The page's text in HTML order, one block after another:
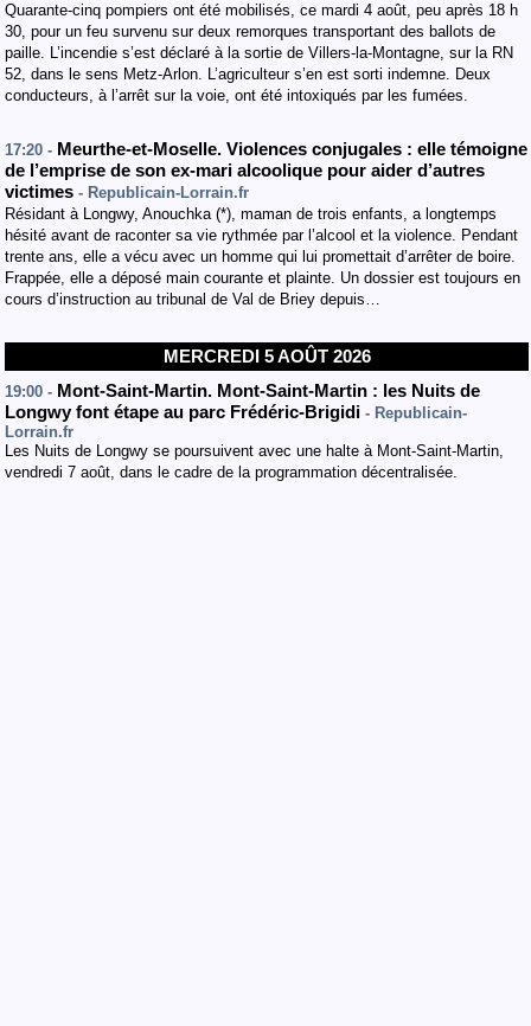
Quarante-cinq pompiers ont été mobilisés, ce mardi 4 août, peu après 18 h
30, pour un feu survenu sur deux remorques transportant des ballots de
paille. L’incendie s’est déclaré à la sortie de Villers-la-Montagne, sur la RN
52, dans le sens Metz-Arlon. L’agriculteur s’en est sorti indemne. Deux
conducteurs, à l’arrêt sur la voie, ont été intoxiqués par les fumées.
17:20 - Meurthe-et-Moselle. Violences conjugales : elle témoigne
de l’emprise de son ex-mari alcoolique pour aider d’autres
victimes - Republicain-Lorrain.fr
Résidant à Longwy, Anouchka (*), maman de trois enfants, a longtemps
hésité avant de raconter sa vie rythmée par l’alcool et la violence. Pendant
trente ans, elle a vécu avec un homme qui lui promettait d’arrêter de boire.
Frappée, elle a déposé main courante et plainte. Un dossier est toujours en
cours d’instruction au tribunal de Val de Briey depuis…
MERCREDI 5 AOÛT 2026
19:00 - Mont-Saint-Martin. Mont-Saint-Martin : les Nuits de
Longwy font étape au parc Frédéric-Brigidi - Republicain-
Lorrain.fr
Les Nuits de Longwy se poursuivent avec une halte à Mont-Saint-Martin,
vendredi 7 août, dans le cadre de la programmation décentralisée.